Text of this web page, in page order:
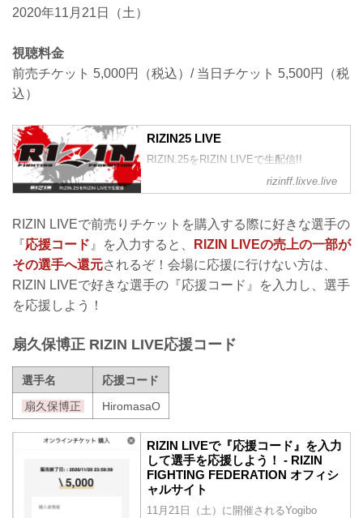
2020年11月21日（土）
視聴料金
前売チケット 5,000円（税込）/ 当日チケット 5,500円（税
込）
RIZIN25 LIVE
RIZIN.25をRIZIN LIVEで生配信!!
rizinff.lixve.live
RIZIN LIVEで前売りチケットを購入する際に好きな選手の
『応援コード』を入力すると、
RIZIN LIVEの売上の一部が
その選手へ還元されるぞ！会場に応援に行けない方は、
RIZIN LIVEで好きな選手の『応援コード』を入力し、選手
を応援しよう！
扇久保博正 RIZIN LIVE応援コード
選手名
応援コード
扇久保博正
HiromasaO
RIZIN LIVEで『応援コード』を入力
して選手を応援しよう！ - RIZIN
FIGHTING FEDERATION オフィシ
ャルサイト
11月21日（土）に開催されるYogibo